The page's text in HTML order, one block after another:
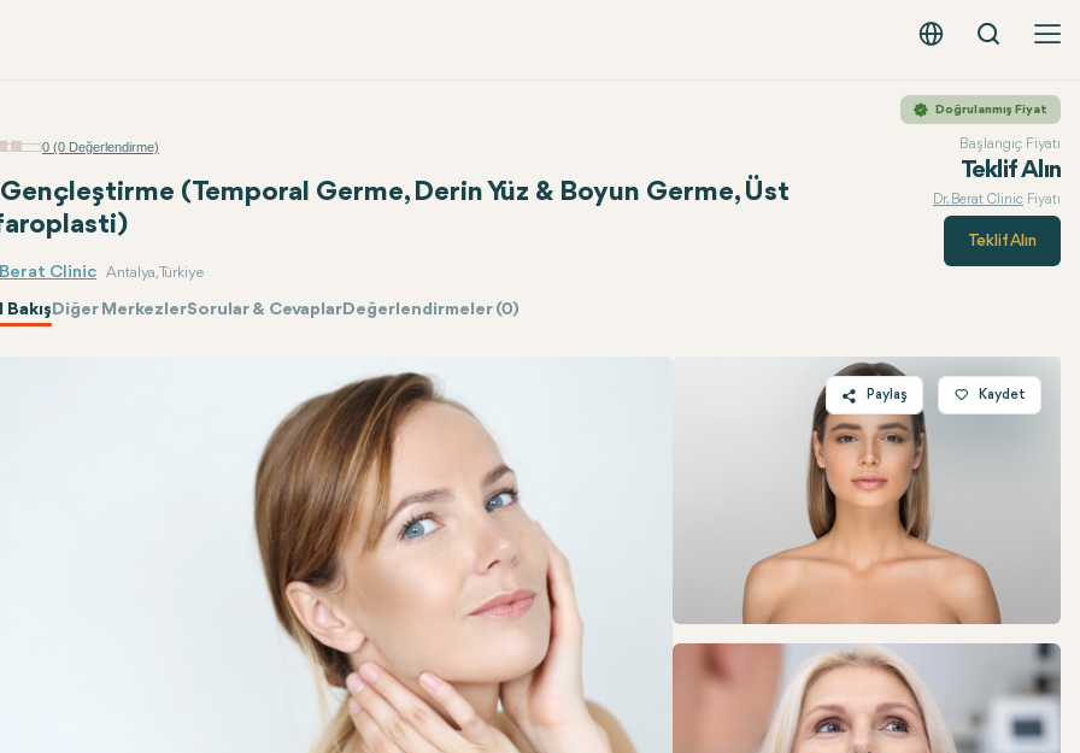
Türkçe - EUR
Arama
0 (0 Değerlendirme)
Gençleştirme (Temporal Germe, Derin Yüz & Boyun Germe, Üst
Berat Clinic Antalya, Türkiye
Diğer MerkezlerSorular & CevaplarDeğerlendirmeler (0)
Doğrulanmış Fiyat
Başlangıç Fiyatı
Teklif Alın
Dr. Berat Clinic Fiyatı
Teklif Alın
Paylaş
Twitter
Facebook
Linkedin
WhatsApp
E-posta
Kaydet